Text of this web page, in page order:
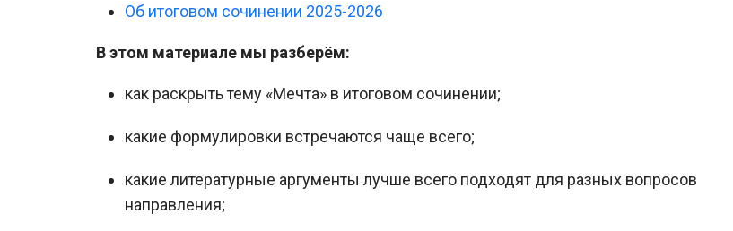
Об итоговом сочинении 2025-2026
В этом материале мы разберём:
как раскрыть тему «Мечта» в итоговом сочинении;
какие формулировки встречаются чаще всего;
какие литературные аргументы лучше всего подходят для разных вопросов
направления;